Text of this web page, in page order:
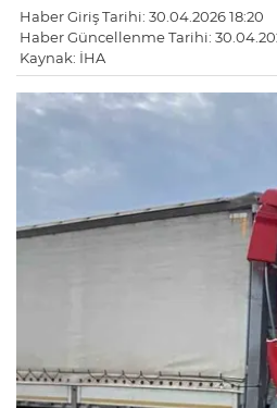
Haber Giriş Tarihi: 30.04.2026 18:20
Haber Güncellenme Tarihi:
Kaynak: İHA